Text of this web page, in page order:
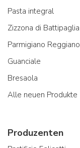
Pasta integral
Zizzona di Battipaglia
Parmigiano Reggiano
Guanciale
Bresaola
Alle neuen Produkte
Produzenten